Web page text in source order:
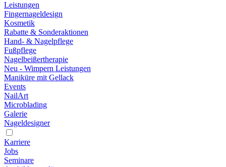
Leistungen
Fingernageldesign
Kosmetik
Rabatte & Sonderaktionen
Hand- & Nagelpflege
Fußpflege
Nagelbeißertherapie
Neu - Wimpern Leistungen
Maniküre mit Gellack
Events
NailArt
Microblading
Galerie
Nageldesigner
Karriere
Jobs
Seminare